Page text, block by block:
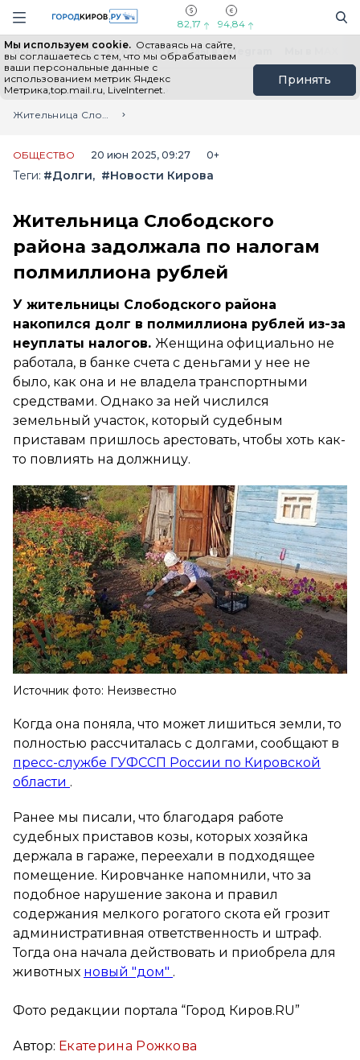
Навигация сайта
82,17 94,84
Мы используем cookie. Оставаясь на сайте,
вы соглашаетесь с тем, что мы обрабатываем
ваши персональные данные с
использованием метрик Яндекс
Метрика,top.mail.ru, LiveInternet.
Принять
Выборы - 2026 Все новости Мы в Telegram
Главная
Лента новостей
Жительница Слободского района задолжала по налогам полмиллиона рублей
ОБЩЕСТВО 20 июн 2025, 09:27 0+
Теги: #Долги #Новости Кирова
Жительница Слободского
района задолжала по налогам
полмиллиона рублей
У жительницы Слободского района
накопился долг в полмиллиона рублей из-за
неуплаты налогов. Женщина официально не
работала, в банке счета с деньгами у нее не
было, как она и не владела транспортными
средствами. Однако за ней числился
земельный участок, который судебным
приставам пришлось арестовать, чтобы хоть как-
то повлиять на должницу.
Источник фото: Неизвестно
Когда она поняла, что может лишиться земли, то
полностью рассчиталась с долгами, сообщают в
пресс-службе ГУФССП России по Кировской
области .
Ранее мы писали, что благодаря работе
судебных приставов козы, которых хозяйка
держала в гараже, переехали в подходящее
помещение. Кировчанке напомнили, что за
подобное нарушение закона и правил
содержания мелкого рогатого скота ей грозит
административная ответственность и штраф.
Тогда она начала действовать и приобрела для
животных новый "дом" .
Фото редакции портала “Город Киров.RU”
Автор: Екатерина Рожкова